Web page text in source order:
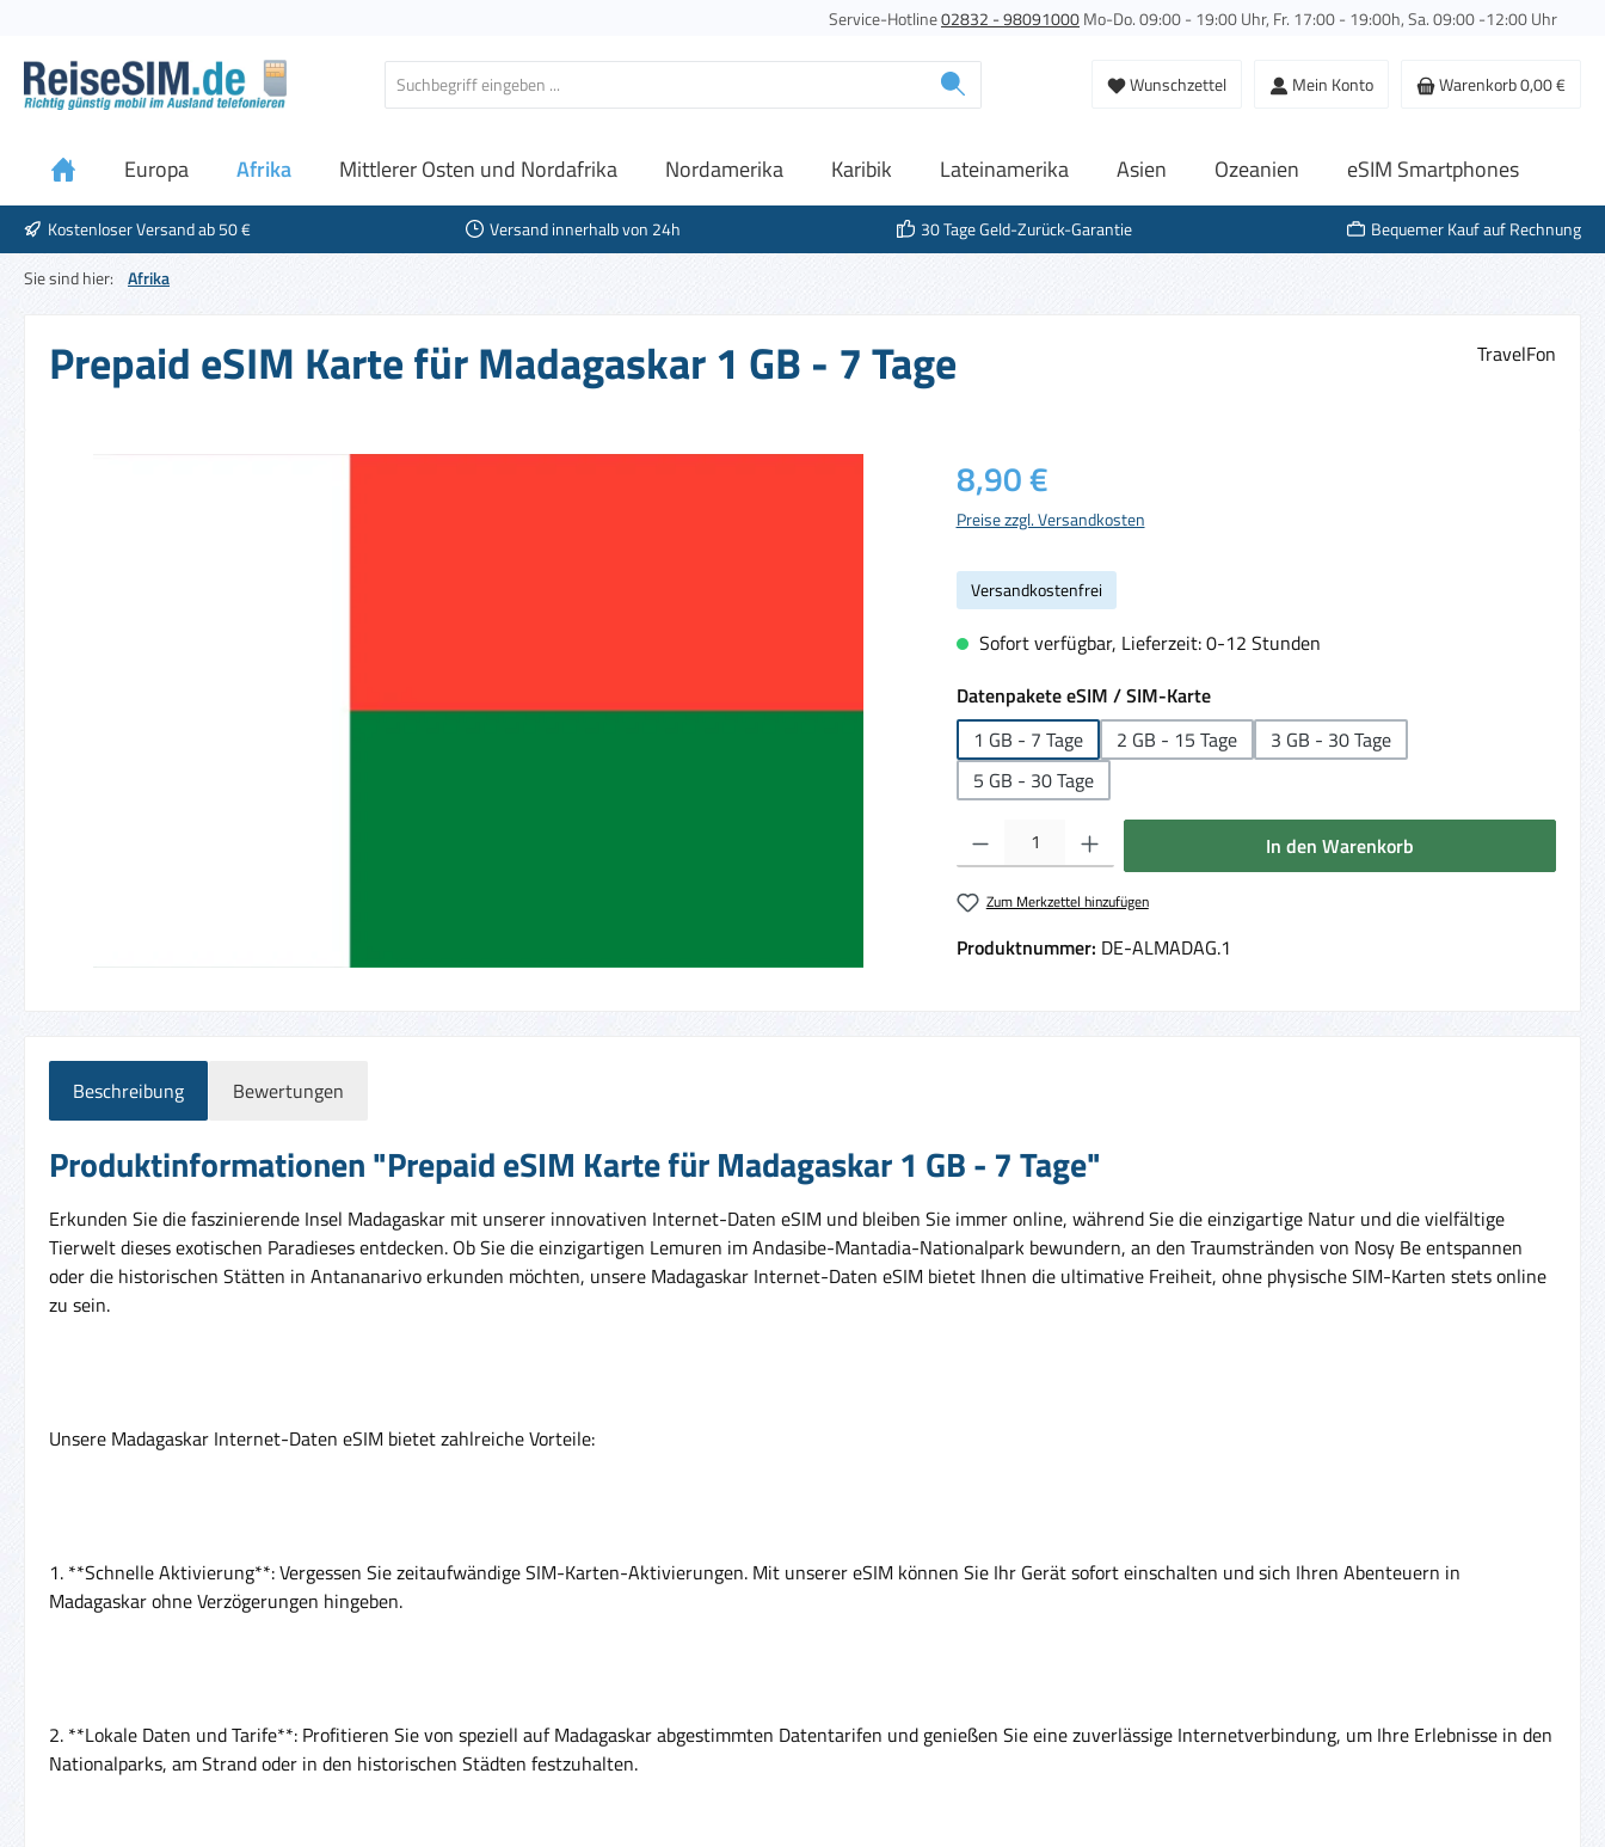
Service-Hotline02832 - 98091000Mo-Do. 09:00 - 19:00 Uhr, Fr. 17:00 - 19:00h, Sa. 09:00 -12:00 Uhr
WunschzettelDu hast 0 Produkte auf dem Merkzettel
Mein Konto Warenkorb0,00 €
Europa Afrika Mittlerer Osten und Nordafrika Nordamerika Karibik Lateinamerika Asien Ozeanien eSIM Smartphones
Kostenloser Versand ab 50 € Versand innerhalb von 24h 30 Tage Geld-Zurück-Garantie
Bequemer Kauf auf Rechnung
Sie sind hier:
Afrika
Prepaid eSIM Karte für Madagaskar 1 GB - 7 Tage TravelFon
Regulärer Preis:
8,90 €
Preise zzgl. Versandkosten
Versandkostenfrei
Sofort verfügbar, Lieferzeit: 0-12 Stunden
Datenpakete eSIM / SIM-Karteauswählen
1 GB - 7 Tage
2 GB - 15 Tage
3 GB - 30 Tage
5 GB - 30 Tage
Produkt Anzahl: Gib den gewünschten Wert ein oder benutze die Schaltflächen um die
In den Warenkorb
Zum Merkzettel hinzufügen
Produktnummer: DE-ALMADAG.1
Beschreibung Bewertungen
Produktinformationen "Prepaid eSIM Karte für Madagaskar 1 GB - 7 Tage"
Erkunden Sie die faszinierende Insel Madagaskar mit unserer innovativen Internet-Daten eSIM und bleiben Sie immer online, während Sie die einzigartige Natur und die vielfältige
Tierwelt dieses exotischen Paradieses entdecken. Ob Sie die einzigartigen Lemuren im Andasibe-Mantadia-Nationalpark bewundern, an den Traumstränden von Nosy Be entspannen
oder die historischen Stätten in Antananarivo erkunden möchten, unsere Madagaskar Internet-Daten eSIM bietet Ihnen die ultimative Freiheit, ohne physische SIM-Karten stets online
zu sein.
Unsere Madagaskar Internet-Daten eSIM bietet zahlreiche Vorteile:
1. **Schnelle Aktivierung**: Vergessen Sie zeitaufwändige SIM-Karten-Aktivierungen. Mit unserer eSIM können Sie Ihr Gerät sofort einschalten und sich Ihren Abenteuern in
Madagaskar ohne Verzögerungen hingeben.
2. **Lokale Daten und Tarife**: Profitieren Sie von speziell auf Madagaskar abgestimmten Datentarifen und genießen Sie eine zuverlässige Internetverbindung, um Ihre Erlebnisse in den
Nationalparks, am Strand oder in den historischen Städten festzuhalten.